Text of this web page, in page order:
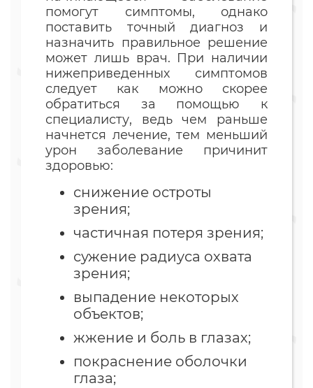
помогут симптомы, однако
поставить точный диагноз и
назначить правильное решение
может лишь врач. При наличии
нижеприведенных симптомов
следует как можно скорее
обратиться за помощью к
специалисту, ведь чем раньше
начнется лечение, тем меньший
урон заболевание причинит
здоровью:
снижение остроты
зрения;
частичная потеря зрения;
сужение радиуса охвата
зрения;
выпадение некоторых
объектов;
жжение и боль в глазах;
покраснение оболочки
глаза;